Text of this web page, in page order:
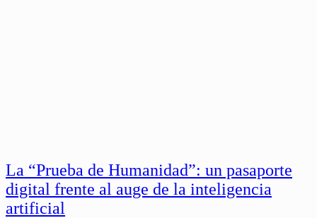
La “Prueba de Humanidad”: un pasaporte
digital frente al auge de la inteligencia
artificial